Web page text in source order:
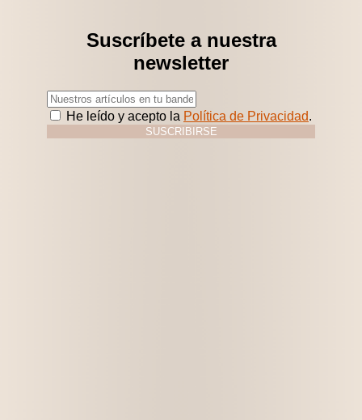
Suscríbete a nuestra
newsletter
He leído y acepto la Política de Privacidad.